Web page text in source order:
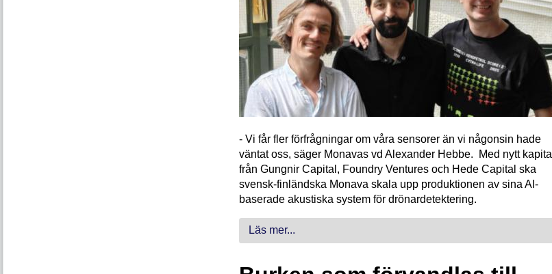
- Vi får fler förfrågningar om våra sensorer än vi någonsin hade
väntat oss, säger Monavas vd Alexander Hebbe. Med nytt kapital
från Gungnir Capital, Foundry Ventures och Hede Capital ska
svensk-finländska Monava skala upp produktionen av sina AI-
baserade akustiska system för drönardetektering.
Läs mer...